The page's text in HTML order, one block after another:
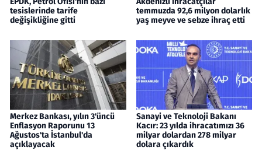
tesislerinde tarife
değişikliğine gitti
temmuzda 92,6 milyon dolarlık
yaş meyve ve sebze ihraç etti
Merkez Bankası, yılın 3'üncü
Enflasyon Raporunu 13
Ağustos'ta İstanbul'da
açıklayacak
Sanayi ve Teknoloji Bakanı
Kacır: 23 yılda ihracatımızı 36
milyar dolardan 278 milyar
dolara çıkardık